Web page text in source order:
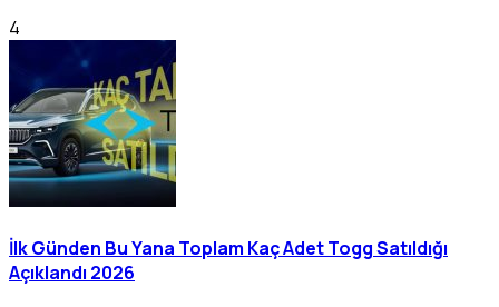
4
İlk Günden Bu Yana Toplam Kaç Adet Togg Satıldığı
Açıklandı 2026